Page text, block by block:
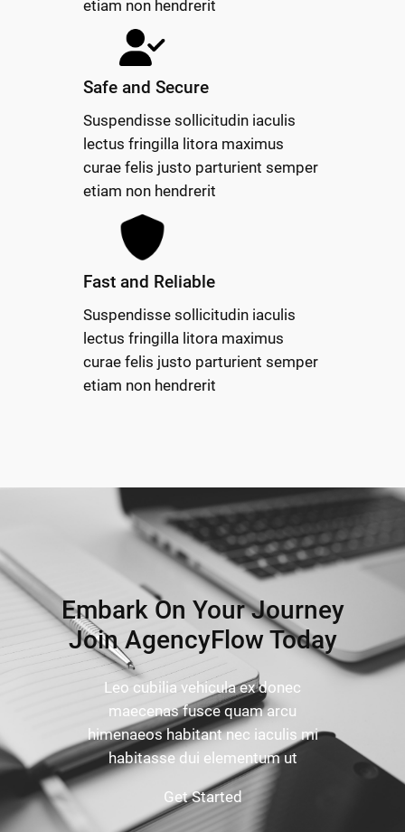
etiam non hendrerit
Safe and Secure
Suspendisse sollicitudin iaculis
lectus fringilla litora maximus
curae felis justo parturient semper
etiam non hendrerit
Fast and Reliable
Suspendisse sollicitudin iaculis
lectus fringilla litora maximus
curae felis justo parturient semper
etiam non hendrerit
Embark On Your Journey
Join AgencyFlow Today
Leo cubilia vehicula ex donec
maecenas fusce quam arcu
himenaeos habitant nec iaculis mi
habitasse dui elementum ut
Get Started